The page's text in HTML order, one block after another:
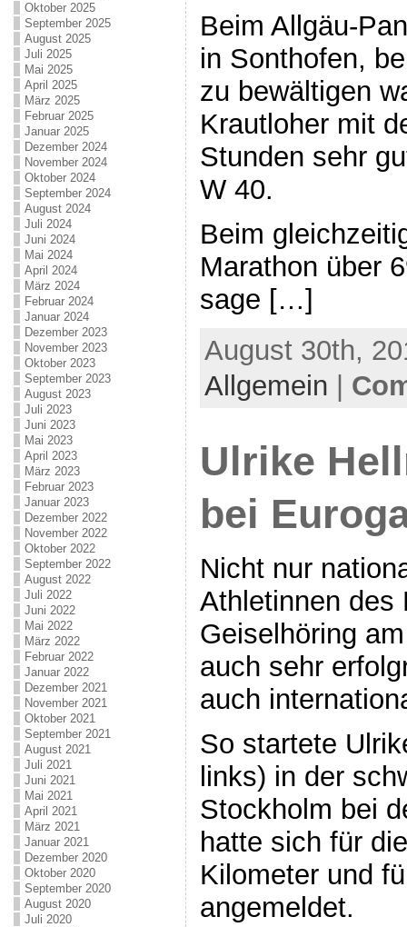
Oktober 2025
September 2025
August 2025
Juli 2025
Mai 2025
April 2025
März 2025
Februar 2025
Januar 2025
Dezember 2024
November 2024
Oktober 2024
September 2024
August 2024
Juli 2024
Juni 2024
Mai 2024
April 2024
März 2024
Februar 2024
Januar 2024
Dezember 2023
November 2023
Oktober 2023
September 2023
August 2023
Juli 2023
Juni 2023
Mai 2023
April 2023
März 2023
Februar 2023
Januar 2023
Dezember 2022
November 2022
Oktober 2022
September 2022
August 2022
Juli 2022
Juni 2022
Mai 2022
März 2022
Februar 2022
Januar 2022
Dezember 2021
November 2021
Oktober 2021
September 2021
August 2021
Juli 2021
Juni 2021
Mai 2021
April 2021
März 2021
Januar 2021
Dezember 2020
Oktober 2020
September 2020
August 2020
Juli 2020
Beim Allgäu-
in Sonthofen,
zu bewältigen
Krautloher mit
Stunden sehr
W 40.
Beim
Marathon über
sage […]
August 30th,
Allgemein
Ulrike
bei
Nicht nur
Athletinnen des
Geiselhöring
auch sehr
auch
So startete
links) in der
Stockholm bei
hatte sich für
Kilometer und
angemeldet.